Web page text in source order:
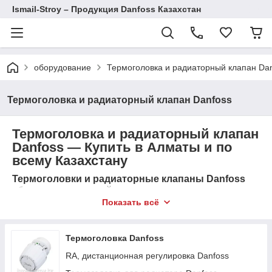
Ismail-Stroy – Продукция Danfoss Казахстан
оборудование Термоголовка и радиаторный клапан
Термоголовка и радиаторный клапан Danfoss
Термоголовка и радиаторный клапан
Danfoss — Купить в Алматы и по
всему Казахстану
Термоголовки и радиаторные клапаны Danfoss
обеспечивают точный контроль температуры в
помещении и эффективное использование энергии.
продукцию Danfoss в Алматы и других городах
Казахстана с гарантией и доставкой!
Показать всё
Термоголовка Danfoss
RA, дистанционная регулировка Danfoss